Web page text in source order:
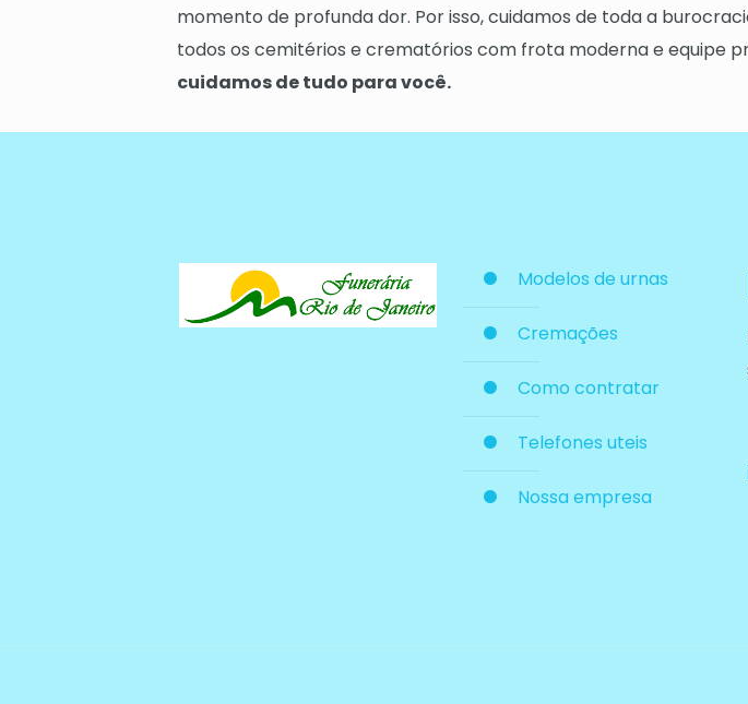
momento de profunda dor. Por isso, cuidamos de toda a
todos os cemitérios e crematórios com frota moderna e equipe
cuidamos de tudo para você.
Modelos de urnas
Cremações
Como contratar
Telefones uteis
Nossa empresa